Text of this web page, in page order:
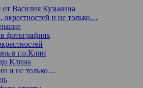
от Василия Кузьмина
и не только…
фотографиях
в г.о.Клин
Клина
и не только…